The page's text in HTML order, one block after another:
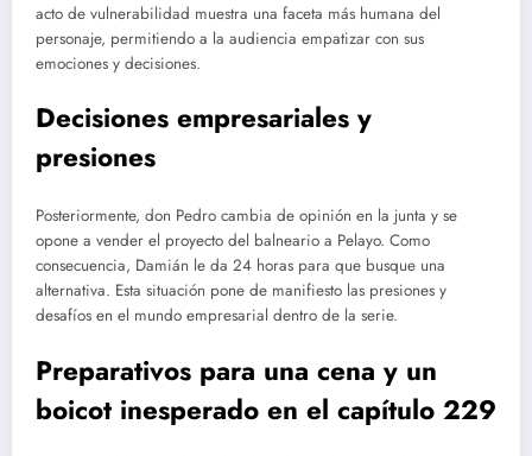
acto de vulnerabilidad muestra una faceta más humana del
personaje, permitiendo a la audiencia empatizar con sus
emociones y decisiones.
Decisiones empresariales y
presiones
Posteriormente, don Pedro cambia de opinión en la junta y se
opone a vender el proyecto del balneario a Pelayo. Como
consecuencia, Damián le da 24 horas para que busque una
alternativa. Esta situación pone de manifiesto las presiones y
desafíos en el mundo empresarial dentro de la serie.
Preparativos para una cena y un
boicot inesperado en el capítulo 229